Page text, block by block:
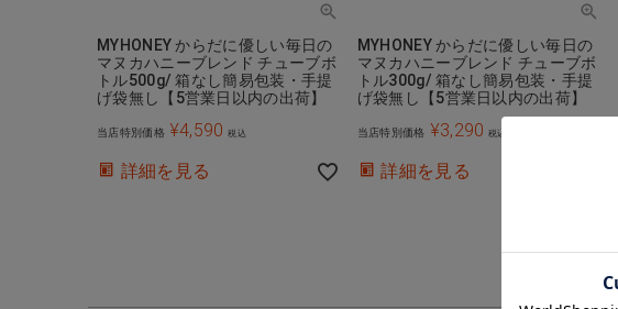
MYHONEY からだに優しい毎日の
マヌカハニーブレンド チューブボ
トル500g/ 箱なし簡易包装・手提
げ袋無し【5営業日以内の出荷】
当店特別価格 ¥4,590 税込
詳細を見る
MYHONEY からだに優しい毎日の
マヌカハニーブレンド チューブボ
トル300g/ 箱なし簡易包装・手提
げ袋無し【5営業日以内の出荷】
当店特別価格 ¥3,290 税込
詳細を見る